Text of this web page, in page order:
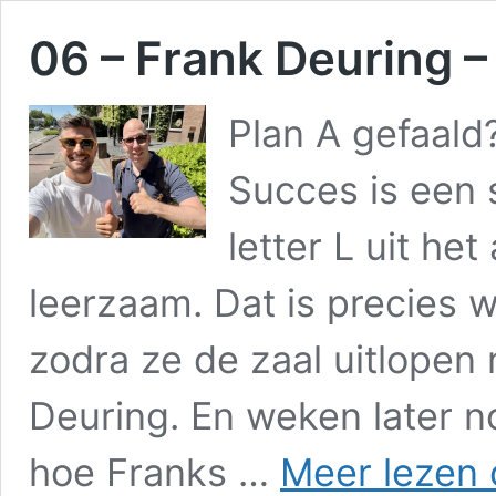
06 – Frank Deuring
Plan A
Succes is een
letter L uit het
leerzaam. Dat is precies
zodra ze de zaal uitlopen
Deuring. En weken later
hoe Franks … Meer lezen